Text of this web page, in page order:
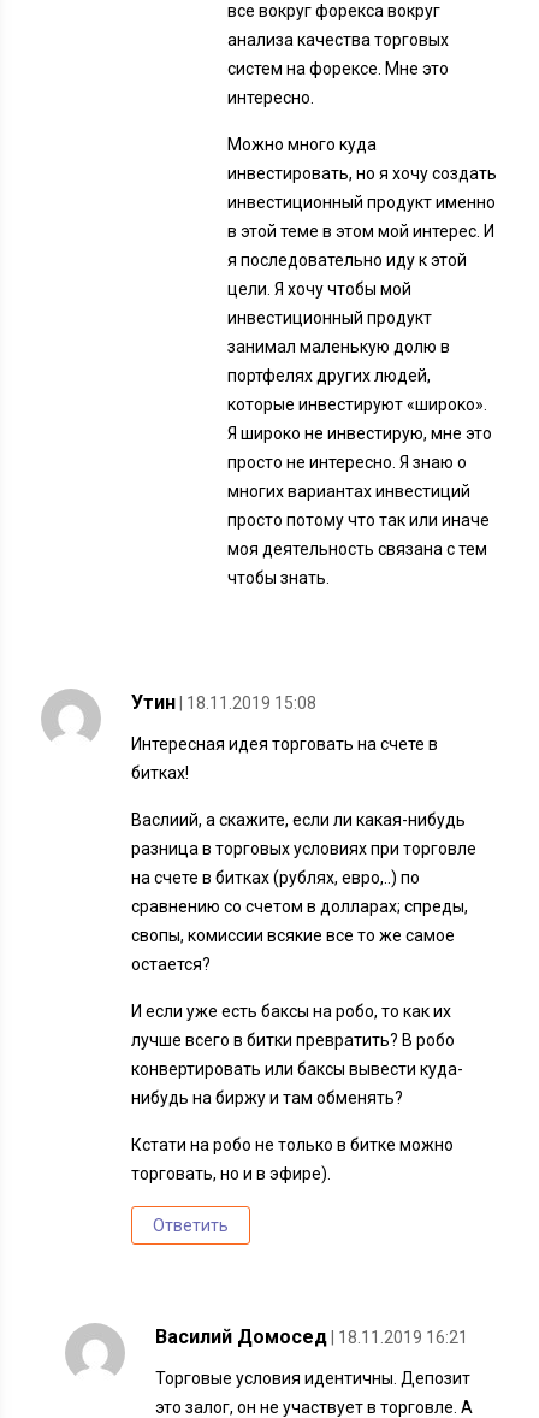
все вокруг форекса вокруг
анализа качества торговых
систем на форексе. Мне это
интересно.
Можно много куда
инвестировать, но я хочу создать
инвестиционный продукт именно
в этой теме в этом мой интерес. И
я последовательно иду к этой
цели. Я хочу чтобы мой
инвестиционный продукт
занимал маленькую долю в
портфелях других людей,
которые инвестируют «широко».
Я широко не инвестирую, мне это
просто не интересно. Я знаю о
многих вариантах инвестиций
просто потому что так или иначе
моя деятельность связана с тем
чтобы знать.
Утин | 18.11.2019 15:08
Интересная идея торговать на счете в
битках!
Васлиий, а скажите, если ли какая-нибудь
разница в торговых условиях при торговле
на счете в битках (рублях, евро,..) по
сравнению со счетом в долларах; спреды,
свопы, комиссии всякие все то же самое
остается?
И если уже есть баксы на робо, то как их
лучше всего в битки превратить? В робо
конвертировать или баксы вывести куда-
нибудь на биржу и там обменять?
Кстати на робо не только в битке можно
торговать, но и в эфире).
Ответить
Василий Домосед | 18.11.2019 16:21
Торговые условия идентичны. Депозит
это залог, он не участвует в торговле. А